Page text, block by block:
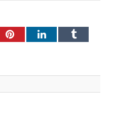
PinterestLinkedInTumblr